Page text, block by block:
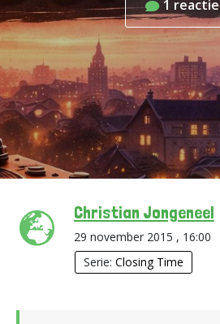
1 reactie
Christian Jongeneel
29 november 2015 , 16:00
Serie: Closing Time